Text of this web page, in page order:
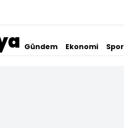
Gündem Ekonomi Spor